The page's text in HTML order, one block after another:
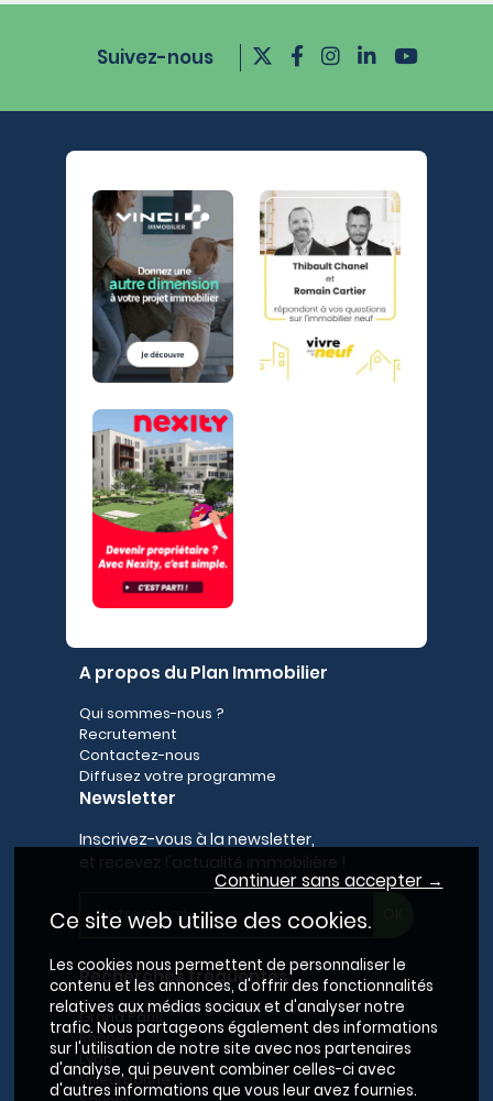
Suivez-nous
A propos du Plan Immobilier
Qui sommes-nous ?
Recrutement
Contactez-nous
Diffusez votre programme
Newsletter
Inscrivez-vous à la newsletter,
Recherches fréquentes
Grand Paris
Rhône
Lyon
Villeurbanne
Continuer sans accepter →
Ce site web utilise des cookies.
Les cookies nous permettent de personnaliser le
contenu et les annonces, d'offrir des fonctionnalités
relatives aux médias sociaux et d'analyser notre
trafic. Nous partageons également des informations
sur l'utilisation de notre site avec nos partenaires
d'analyse, qui peuvent combiner celles-ci avec
d'autres informations que vous leur avez fournies.